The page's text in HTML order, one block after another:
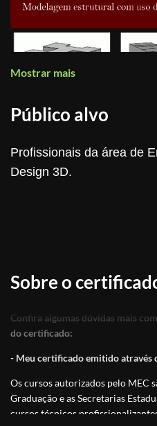
Mostrar mais
Público alvo
Profissionais da área de
Design 3D.
Sobre o
Confira algumas dúvidas mais
do certificado:
- Meu certificado emitido através
Os cursos autorizados pelo MEC
Graduação e as Secretarias
cursos técnicos